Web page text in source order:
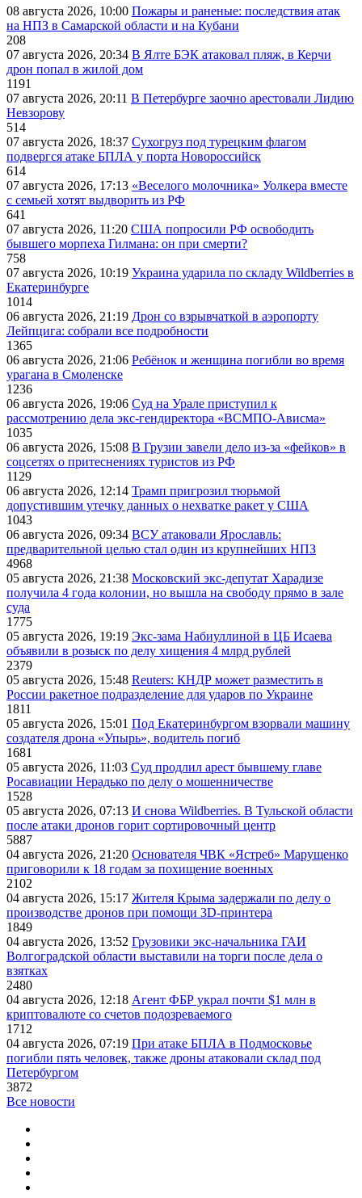
08 августа 2026, 10:00 Пожары и раненые: последствия атак
на НПЗ в Самарской области и на Кубани
208
07 августа 2026, 20:34 В Ялте БЭК атаковал пляж, в Керчи
дрон попал в жилой дом
1191
07 августа 2026, 20:11 В Петербурге заочно арестовали Лидию
Невзорову
514
07 августа 2026, 18:37 Сухогруз под турецким флагом
подвергся атаке БПЛА у порта Новороссийск
614
07 августа 2026, 17:13 «Веселого молочника» Уолкера вместе
с семьей хотят выдворить из РФ
641
07 августа 2026, 11:20 США попросили РФ освободить
бывшего морпеха Гилмана: он при смерти?
758
07 августа 2026, 10:19 Украина ударила по складу Wildberries в
Екатеринбурге
1014
06 августа 2026, 21:19 Дрон со взрывчаткой в аэропорту
Лейпцига: собрали все подробности
1365
06 августа 2026, 21:06 Ребёнок и женщина погибли во время
урагана в Смоленске
1236
06 августа 2026, 19:06 Суд на Урале приступил к
рассмотрению дела экс-гендиректора «ВСМПО-Ависма»
1035
06 августа 2026, 15:08 В Грузии завели дело из-за «фейков» в
соцсетях о притеснениях туристов из РФ
1129
06 августа 2026, 12:14 Трамп пригрозил тюрьмой
допустившим утечку данных о нехватке ракет у США
1043
06 августа 2026, 09:34 ВСУ атаковали Ярославль:
предварительной целью стал один из крупнейших НПЗ
4968
05 августа 2026, 21:38 Московский экс-депутат Харадизе
получила 4 года колонии, но вышла на свободу прямо в зале
суда
1775
05 августа 2026, 19:19 Экс-зама Набиуллиной в ЦБ Исаева
объявили в розыск по делу хищения 4 млрд рублей
2379
05 августа 2026, 15:48 Reuters: КНДР может разместить в
России ракетное подразделение для ударов по Украине
1811
05 августа 2026, 15:01 Под Екатеринбургом взорвали машину
создателя дрона «Упырь», водитель погиб
1681
05 августа 2026, 11:03 Суд продлил арест бывшему главе
Росавиации Нерадько по делу о мошенничестве
1528
05 августа 2026, 07:13 И снова Wildberries. В Тульской области
после атаки дронов горит сортировочный центр
5887
04 августа 2026, 21:20 Основателя ЧВК «Ястреб» Марущенко
приговорили к 18 годам за похищение военных
2102
04 августа 2026, 15:17 Жителя Крыма задержали по делу о
производстве дронов при помощи 3D‑принтера
1849
04 августа 2026, 13:52 Грузовики экс-начальника ГАИ
Волгоградской области выставили на торги после дела о
взятках
2480
04 августа 2026, 12:18 Агент ФБР украл почти $1 млн в
криптовалюте со счетов подозреваемого
1712
04 августа 2026, 07:19 При атаке БПЛА в Подмосковье
погибли пять человек, также дроны атаковали склад под
Петербургом
3872
Все новости